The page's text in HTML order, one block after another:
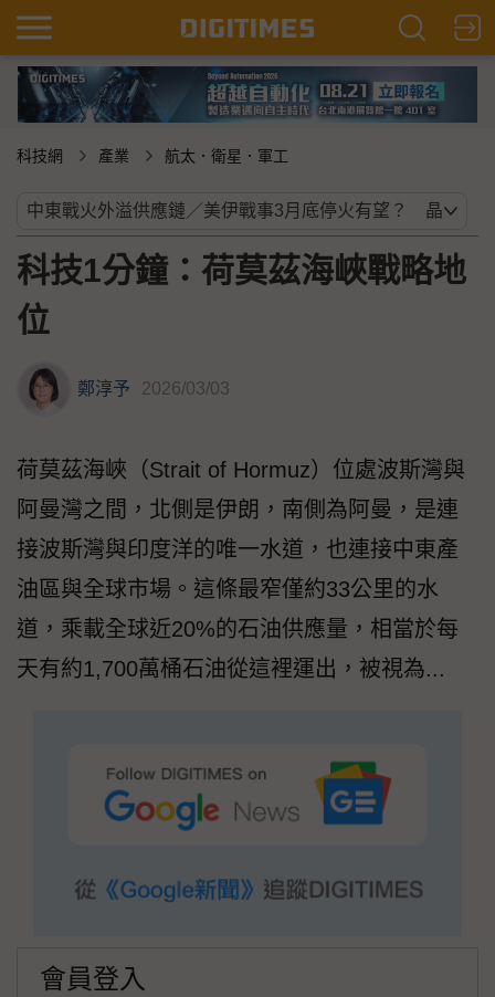
科技網 產業 航太．衛星．軍工
科技1分鐘：荷莫茲海峽戰略地
位
鄭淳予 2026/03/03
荷莫茲海峽（Strait of Hormuz）位處波斯灣與
阿曼灣之間，北側是伊朗，南側為阿曼，是連
接波斯灣與印度洋的唯一水道，也連接中東產
油區與全球市場。這條最窄僅約33公里的水
道，乘載全球近20%的石油供應量，相當於每
天有約1,700萬桶石油從這裡運出，被視為...
會員登入